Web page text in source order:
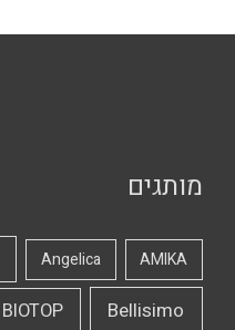
מותגים
AMIKA
Angelica
Bellisimo
BIOTOP